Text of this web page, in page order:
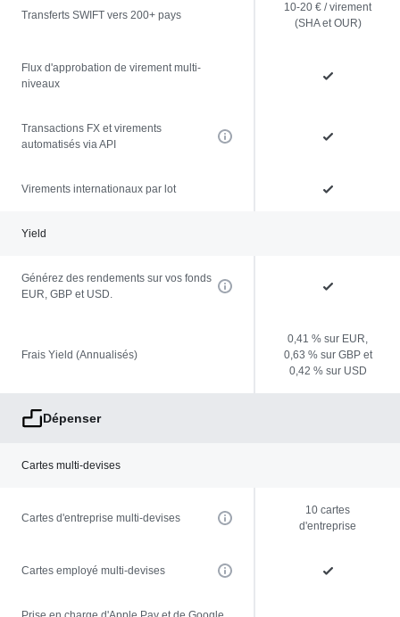
Transferts SWIFT vers 200+ pays
10-20 € / virement
(SHA et OUR)
Flux d'approbation de virement multi-
niveaux
Transactions FX et virements
automatisés via API
Virements internationaux par lot
Yield
Générez des rendements sur vos fonds
EUR, GBP et USD.
Frais Yield (Annualisés)
0,41 % sur EUR,
0,63 % sur GBP et
0,42 % sur USD
Dépenser
Cartes multi-devises
Cartes d'entreprise multi-devises
10 cartes
d'entreprise
Cartes employé multi-devises